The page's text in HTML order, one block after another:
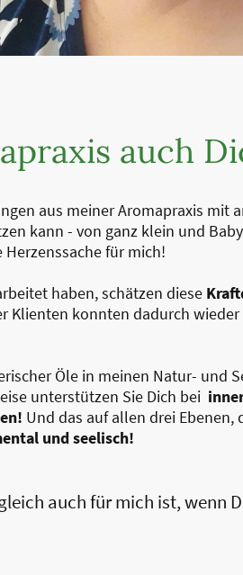
auch
aus meiner Aromapraxis mit
kann - von ganz klein und
für mich!
haben, schätzen diese
Klienten konnten dadurch
Öle in meinen Natur- und
unterstützen Sie Dich bei
Und das auf allen drei
und seelisch!
auch für mich ist, wenn